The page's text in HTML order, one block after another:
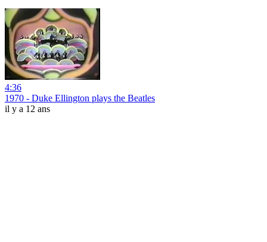
4:36
1970 - Duke Ellington plays the Beatles
il y a 12 ans